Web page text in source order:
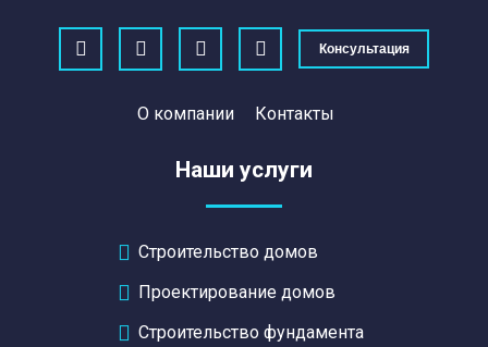
Консультация
О компании Контакты
Наши услуги
Строительство домов
Проектирование домов
Строительство фундамента